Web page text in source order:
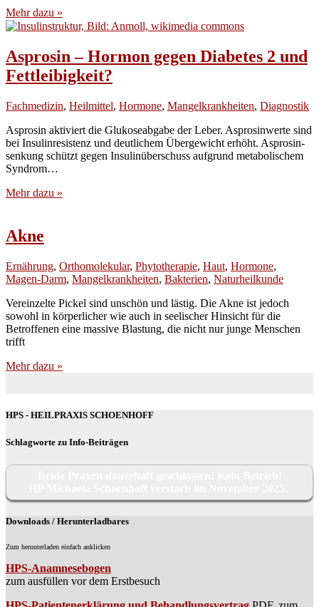
Mehr dazu »
Asprosin – Hormon gegen Diabetes 2 und
Fettleibigkeit?
Fachmedizin, Heilmittel, Hormone, Mangelkrankheiten, Diagnostik
Asp­ro­sin akti­viert die Glu­ko­se­ab­ga­be der Leber. Asp­ro­sin­wer­te sind
bei Insu­lin­re­sis­tenz und deut­li­chem Über­ge­wicht erhöht. Asp­ro­sin­
sen­kung schützt gegen Insu­lin­über­schuss auf­grund meta­bo­li­schem
Syndrom…
Mehr dazu »
Akne
Ernährung, Orthomolekular, Phytotherapie, Haut, Hormone,
Magen-Darm, Mangelkrankheiten, Bakterien, Naturheilkunde
Ver­ein­zel­te Pickel sind unschön und läs­tig. Die Akne ist jedoch
sowohl in kör­per­li­cher wie auch in see­li­scher Hin­sicht für die
Betrof­fe­nen eine mas­si­ve Blas­tung, die nicht nur jun­ge Men­schen
trifft
Mehr dazu »
HPS - HEILPRAXIS SCHOENHOFF
Schlagworte zu Info-Beiträgen
Downloads / Herunterladbares
Zum herunterladen einfach anklicken
HPS-Anamnesebogen
zum ausfüllen vor dem Erstbesuch